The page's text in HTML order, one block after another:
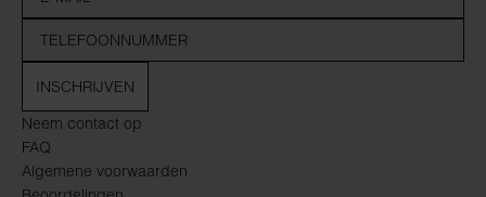
Neem contact op
FAQ
Algemene voorwaarden
INSCHRIJVEN